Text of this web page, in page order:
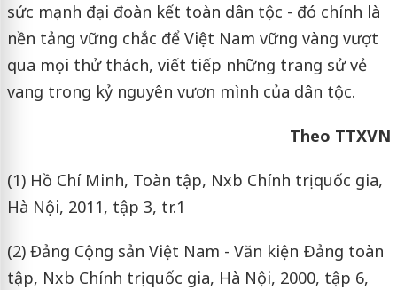
sức mạnh đại đoàn kết toàn dân tộc - đó chính là
nền tảng vững chắc để Việt Nam vững vàng vượt
qua mọi thử thách, viết tiếp những trang sử vẻ
vang trong kỷ nguyên vươn mình của dân tộc.
Theo TTXVN
(1) Hồ Chí Minh, Toàn tập, Nxb Chính trị quốc gia,
Hà Nội, 2011, tập 3, tr.1
(2) Đảng Cộng sản Việt Nam - Văn kiện Ðảng toàn
tập, Nxb Chính trị quốc gia, Hà Nội, 2000, tập 6,